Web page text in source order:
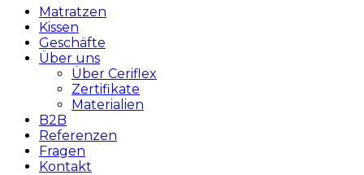
Matratzen
Kissen
Geschäfte
Über uns
Über Ceriflex
Zertifikate
Materialien
B2B
Referenzen
Fragen
Kontakt